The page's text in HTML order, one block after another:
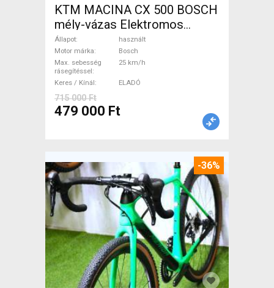
KTM MACINA CX 500 BOSCH
mély-vázas Elektromos
Trekking/cross 25 km/h
Bosch használt ELADÓ
Állapot
használt
Motor márka
Bosch
Max. sebesség
rásegítéssel
25 km/h
Keres / Kínál ELADÓ
715 000 Ft
479 000 Ft
-36%